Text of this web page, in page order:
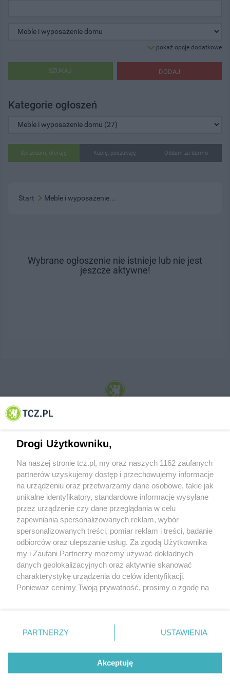
pokaż opcje dodatkowe
DODAJ
SZUKAJ
Kategorie ogłoszeń
Sprzedam, oferuję Kupię, poszukuję Oddam za darmo
Start Meble i wyposażenie...
Wybrane ogłoszenie nie istnieje lub nie jest
jeszcze aktywne!
© 2001-2026 Tczew - TCZ.PL Sp. z o.o. Internetowy Serwis Informacyjny Miasta
O FIRMIE POLITYKA PRYWATNOŚCI HOSTING
REKLAMA WSPÓŁPRACA RSS FACEBOOK KONTAKT
Nasze serwisy
Aktualności
Tcz24
Historia miasta
Muzyka i kultura
Archiwum wydarzeń
Zdjęcia miasta
Drogi Użytkowniku,
Na naszej stronie tcz.pl, my oraz naszych 1162 zaufanych
partnerów uzyskujemy dostęp i przechowujemy informacje
na urządzeniu oraz przetwarzamy dane osobowe, takie jak
unikalne identyfikatory, standardowe informacje wysyłane
przez urządzenie czy dane przeglądania w celu
zapewniania spersonalizowanych reklam, wybór
spersonalizowanych treści, pomiar reklam i treści, badanie
odbiorców oraz ulepszanie usług. Za zgodą Użytkownika
my i Zaufani Partnerzy możemy używać dokładnych
danych geolokalizacyjnych oraz aktywnie skanować
charakterystykę urządzenia do celów identyfikacji.
Ponieważ cenimy Twoją prywatność, prosimy o zgodę na
znajdujący się w lewym dolnym rogu strony
. Niektóre
przetwarzaniu. Preferencje będą miały zastosowania tylko
PARTNERZY USTAWIENIA
Akceptuję